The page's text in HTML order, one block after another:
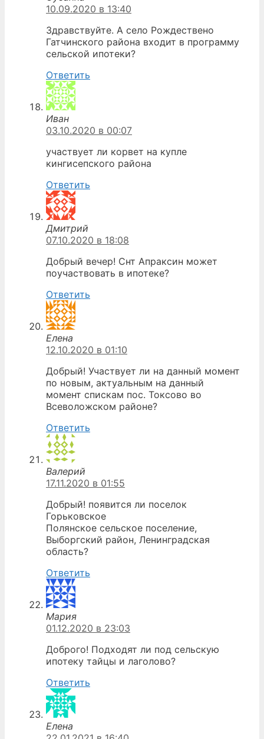
10.09.2020 в 13:40
Здравствуйте. А село Рождествено
Гатчинского района входит в программу
сельской ипотеки?
Ответить
Иван
03.10.2020 в 00:07
участвует ли корвет на купле
кингисепского района
Ответить
Дмитрий
07.10.2020 в 18:08
Добрый вечер! Снт Апраксин может
поучаствовать в ипотеке?
Ответить
Елена
12.10.2020 в 01:10
Добрый! Участвует ли на данный момент
по новым, актуальным на данный
момент спискам пос. Токсово во
Всеволожском районе?
Ответить
Валерий
17.11.2020 в 01:55
Добрый! появится ли поселок
Горьковское
Полянское сельское поселение,
Выборгский район, Ленинградская
область?
Ответить
Мария
01.12.2020 в 23:03
Доброго! Подходят ли под сельскую
ипотеку тайцы и лаголово?
Ответить
Елена